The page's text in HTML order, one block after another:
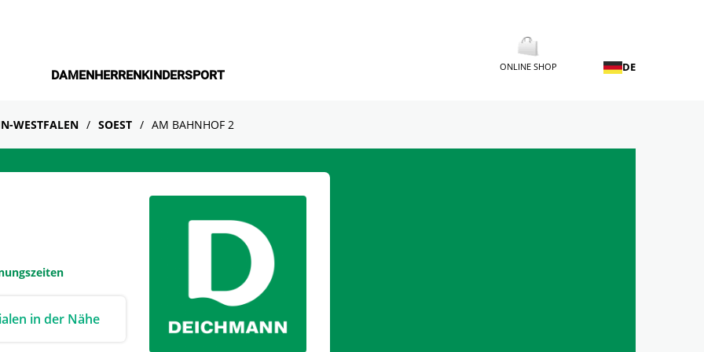
DAMENHERRENKINDERSPORT
ONLINE SHOP DE
WESTFALEN SOEST AM BAHNHOF 2
in der Nähe